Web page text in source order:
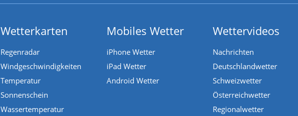
Wetterkarten
Regenradar
Windgeschwindigkeiten
Temperatur
Sonnenschein
Wassertemperatur
Mobiles Wetter
iPhone Wetter
iPad Wetter
Android Wetter
Wettervideos
Nachrichten
Deutschlandwetter
Schweizwetter
Österreichwetter
Regionalwetter